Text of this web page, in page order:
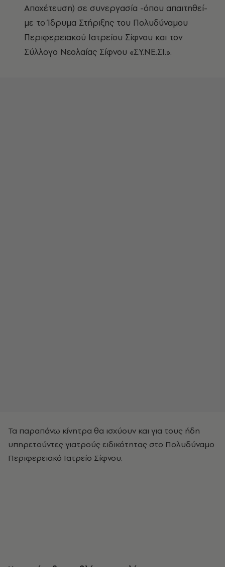
Αποχέτευση) σε συνεργασία -όπου απαιτηθεί-
με το Ίδρυμα Στήριξης του Πολυδύναμου
Περιφερειακού Ιατρείου Σίφνου και τον
Σύλλογο Νεολαίας Σίφνου «ΣΥ.ΝΕ.ΣΙ.».
Τα παραπάνω κίνητρα θα ισχύουν και για τους ήδη
υπηρετούντες γιατρούς ειδικότητας στο Πολυδύναμο
Περιφερειακό Ιατρείο Σίφνου.